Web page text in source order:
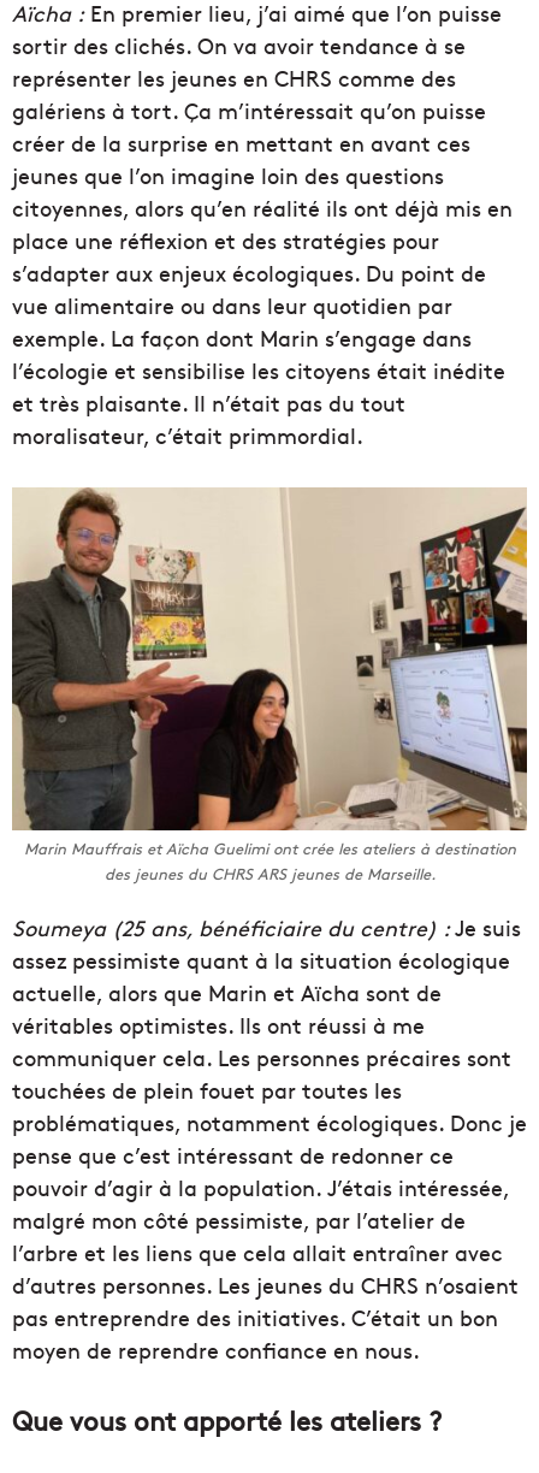
Aïcha :En premier lieu, j’ai aimé que l’on puisse
sortir des clichés. On va avoir tendance à se
représenter les jeunes en CHRS comme des
galériens à tort. Ça m’intéressait qu’on puisse
créer de la surprise en mettant en avant ces
jeunes que l’on imagine loin des questions
citoyennes, alors qu’en réalité ils ont déjà mis en
place une réflexion et des stratégies pour
s’adapter aux enjeux écologiques. Du point de
vue alimentaire ou dans leur quotidien par
exemple. La façon dont Marin s’engage dans
l’écologie et sensibilise les citoyens était inédite
et très plaisante. Il n’était pas du tout
moralisateur, c’était primmordial.
Marin Mauffrais et Aïcha Guelimi ont crée les ateliers à destination
des jeunes du CHRS ARS jeunes de Marseille.
Soumeya (25 ans, bénéficiaire du centre) :Je suis
assez pessimiste quant à la situation écologique
actuelle, alors que Marin et Aïcha sont de
véritables optimistes. Ils ont réussi à me
communiquer cela. Les personnes précaires sont
touchées de plein fouet par toutes les
problématiques, notamment écologiques. Donc je
pense que c’est intéressant de redonner ce
pouvoir d’agir à la population. J’étais intéressée,
malgré mon côté pessimiste, par l’atelier de
l’arbre et les liens que cela allait entraîner avec
d’autres personnes. Les jeunes du CHRS n’osaient
pas entreprendre des initiatives. C’était un bon
moyen de reprendre confiance en nous.
Que vous ont apporté les ateliers ?